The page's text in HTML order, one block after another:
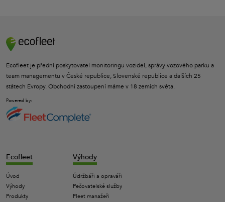
Ecofleet je přední poskytovatel monitoringu vozidel, správy vozového parku a
team managementu v České republice, Slovenské republice a dalších 25
státech Evropy. Obchodní zastoupení máme v 18 zemích světa.
Powered by:
Ecofleet
Úvod
Výhody
Produkty
Výhody
Údržbáři a opraváři
Pečovatelské služby
Fleet manažeři